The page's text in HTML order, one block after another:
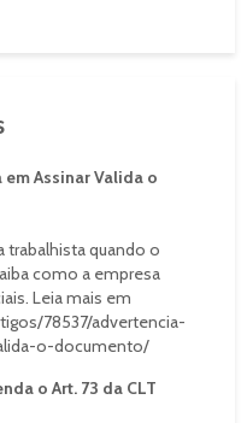
Assinar Valida o
trabalhista quando o
como a empresa
Leia mais em
78537/advertencia-
o-documento/
o Art. 73 da CLT